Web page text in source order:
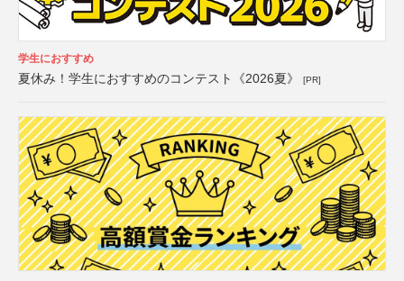
学生におすすめ
夏休み！学生におすすめのコンテスト《2026夏》 [PR]